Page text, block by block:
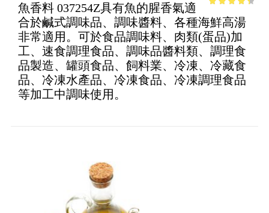
of 5
魚香料 037254Z具有魚的腥香氣適
合於鹹式調味品、調味醬料、各種海鮮高湯
非常適用。可於食品調味料、肉類(蛋品)加
工、速食調理食品、調味品醬料類、調理食
品製造、罐頭食品、飼料業、冷凍、冷藏食
品、冷凍水產品、冷凍食品、冷凍調理食品
等加工中調味使用。